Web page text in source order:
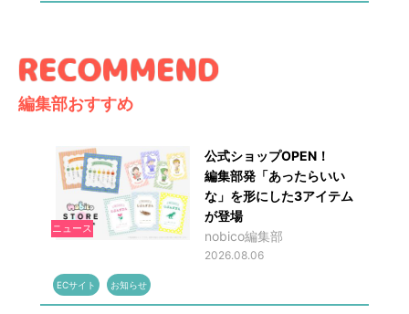
編集部おすすめ
ニュース
公式ショップOPEN！
編集部発「あったらいい
な」を形にした3アイテム
が登場
nobico編集部
2026.08.06
ECサイト お知らせ